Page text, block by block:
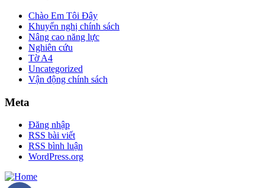
Chào Em Tôi Đây
Khuyến nghị chính sách
Nâng cao năng lực
Nghiên cứu
Tờ A4
Uncategorized
Vận động chính sách
Meta
Đăng nhập
RSS bài viết
RSS bình luận
WordPress.org